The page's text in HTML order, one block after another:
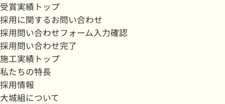
受賞実績トップ
採用に関するお問い合わせ
採用問い合わせフォーム入力確認
採用問い合わせ完了
施工実績トップ
私たちの特長
採用情報
大城組について